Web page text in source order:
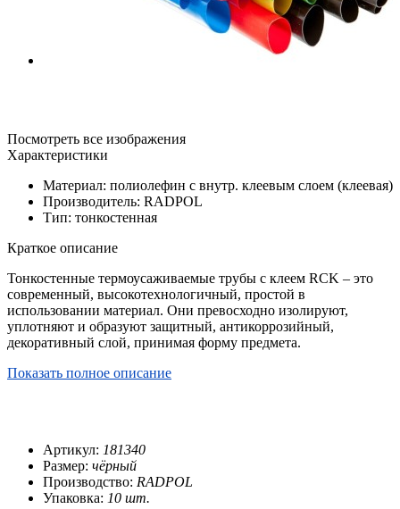
Посмотреть все изображения
Характеристики
Материал: полиолефин с внутр. клеевым слоем (клеевая)
Производитель: RADPOL
Тип: тонкостенная
Краткое описание
Тонкостенные термоусаживаемые трубы с клеем RCK – это
современный, высокотехнологичный, простой в
использовании материал. Они превосходно изолируют,
уплотняют и образуют защитный, антикоррозийный,
декоративный слой, принимая форму предмета.
Показать полное описание
Артикул: 181340
Размер: чёрный
Производство: RADPOL
Упаковка: 10 шт.